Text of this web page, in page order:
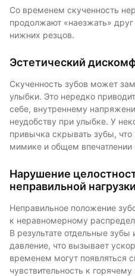
Со временем скученность
продолжают «наезжать»
нижних резцов.
Эстетический
Скученность зубов может
улыбки. Это нередко
себе, внутреннему
неудобству при улыбке. У
привычка скрывать зубы,
мимике и общем
Нарушение
неправильной нагрузки
Неправильное положение
к неравномерному
В результате отдельные
давление, что вызывает
временем могут появляться
чувствительность к